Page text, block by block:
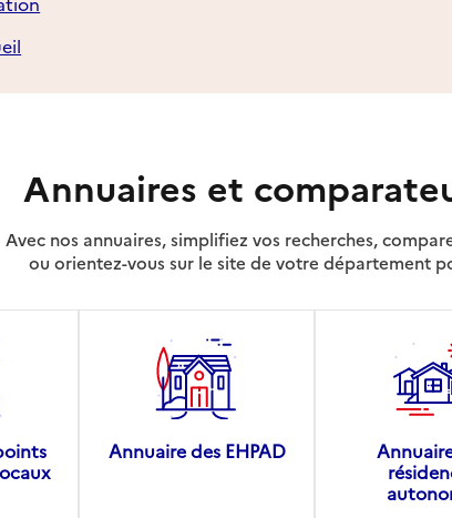
Annuaires et
Avec nos annuaires, simplifiez vos recherches,
ou orientez-vous sur le site de votre département
Annuaire des EHPAD